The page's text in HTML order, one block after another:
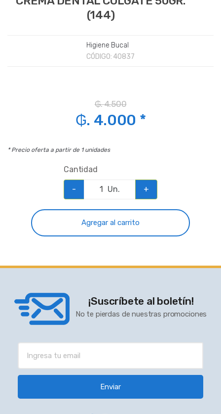
(144)
Higiene Bucal
CÓDIGO: 40837
₲. 4.500
₲. 4.000 *
* Precio oferta a partir de 1 unidades
Cantidad
- Un. +
Agregar al carrito
¡Suscríbete al boletín!
No te pierdas de nuestras promociones
Enviar